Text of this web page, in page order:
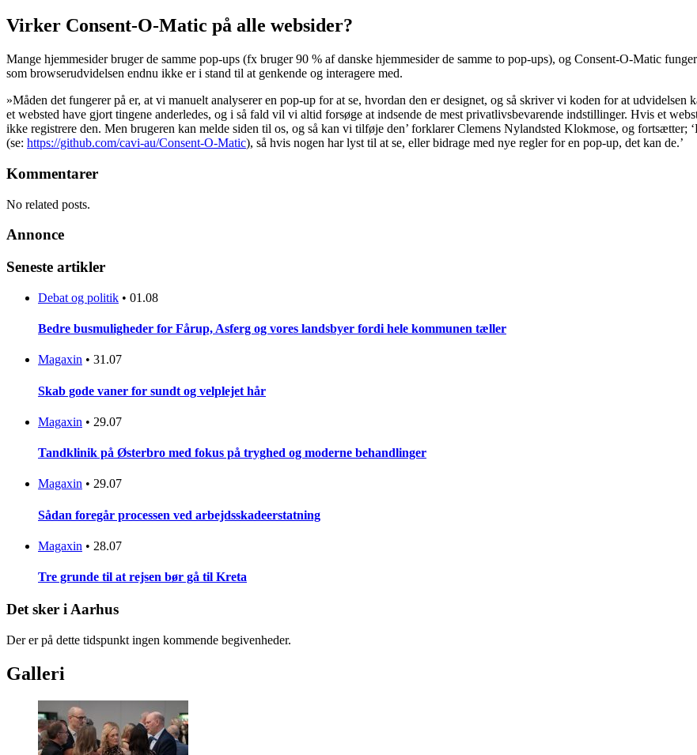
Virker Consent-O-Matic på alle websider?
Mange hjemmesider bruger de samme pop-ups (fx bruger 90 % af danske hjemmesider de samme to pop-ups), og Consent-O-Matic
som browserudvidelsen endnu ikke er i stand til at genkende og interagere med.
»Måden det fungerer på er, at vi manuelt analyserer en pop-up for at se, hvordan den er designet, og så skriver vi koden for at
et websted have gjort tingene anderledes, og i så fald vil vi altid forsøge at indsende de mest privatlivsbevarende indstillinger. Hvis et
ikke registrere den. Men brugeren kan melde siden til os, og så kan vi tilføje den’ forklarer Clemens Nylandsted Klokmose, og
(se: https://github.com/cavi-au/Consent-O-Matic), så hvis nogen har lyst til at se, eller bidrage med nye regler for en pop-up, det kan de.’
Kommentarer
No related posts.
Annonce
Seneste artikler
Debat og politik • 01.08
Bedre busmuligheder for Fårup, Asferg og vores landsbyer fordi hele kommunen tæller
Magaxin • 31.07
Skab gode vaner for sundt og velplejet hår
Magaxin • 29.07
Tandklinik på Østerbro med fokus på tryghed og moderne behandlinger
Magaxin • 29.07
Sådan foregår processen ved arbejdsskadeerstatning
Magaxin • 28.07
Tre grunde til at rejsen bør gå til Kreta
Det sker i Aarhus
Der er på dette tidspunkt ingen kommende begivenheder.
Galleri